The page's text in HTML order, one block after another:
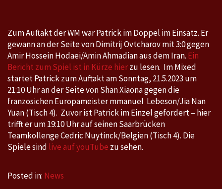
Zum Auftakt der WM war Patrick im Doppel im Einsatz. Er
gewann an der Seite von Dimitrij Ovtcharov mit 3:0 gegen
Amir Hossein Hodaei/Amin Ahmadian aus dem Iran. Ein
Bericht zum Spiel ist in Kürze hierzu lesen. Im Mixed
startet Patrick zum Auftakt am Sonntag, 21.5.2023 um
21:10 Uhr an der Seite von Shan Xiaona gegen die
französichen Europameister mmanuel Lebeson/Jia Nan
Yuan (Tisch 4). Zuvor ist Patrick im Einzel gefordert – hier
trifft er um 19:10 Uhr auf seinen Saarbrücken
Teamkollenge Cedric Nuytinck/Belgien (Tisch 4). Die
Spiele sind live auf youTube zu sehen.
Posted in: News